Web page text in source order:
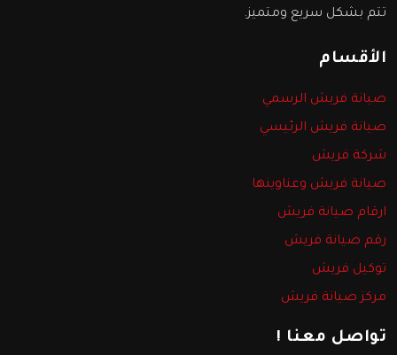
تتم بشكل سريع ومتميز.
الأقسام
صيانة فريش الرسمي
صيانة فريش الرئيسي
شركة فريش
صيانة فريش وعناوينها
ارقام صيانة فريش
رقم صيانة فريش
توكيل فريش
مركز صيانة فريش
تواصل معنا !